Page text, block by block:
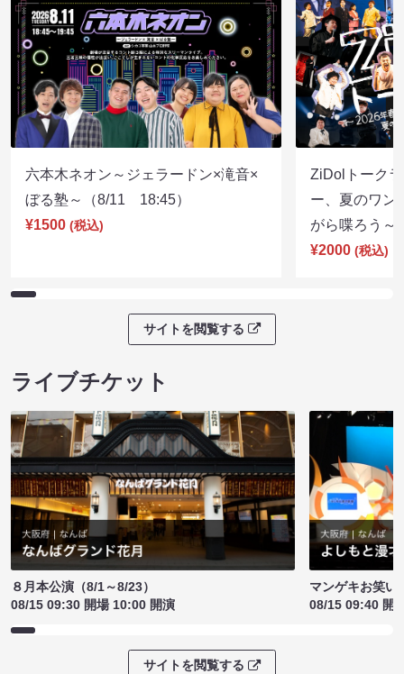
六本木ネオン～ジェラードン×滝音×
ぼる塾～（8/11 18:45）
¥1500 (税込)
ZiDolトーク
ー、夏のワン
がら喋ろう
¥2000 (税込)
サイトを閲覧する
ライブチケット
８月本公演（8/1～8/23）
08/15 09:30 開場 10:00 開演
マンゲキお笑い
08/15 09:40 開
サイトを閲覧する